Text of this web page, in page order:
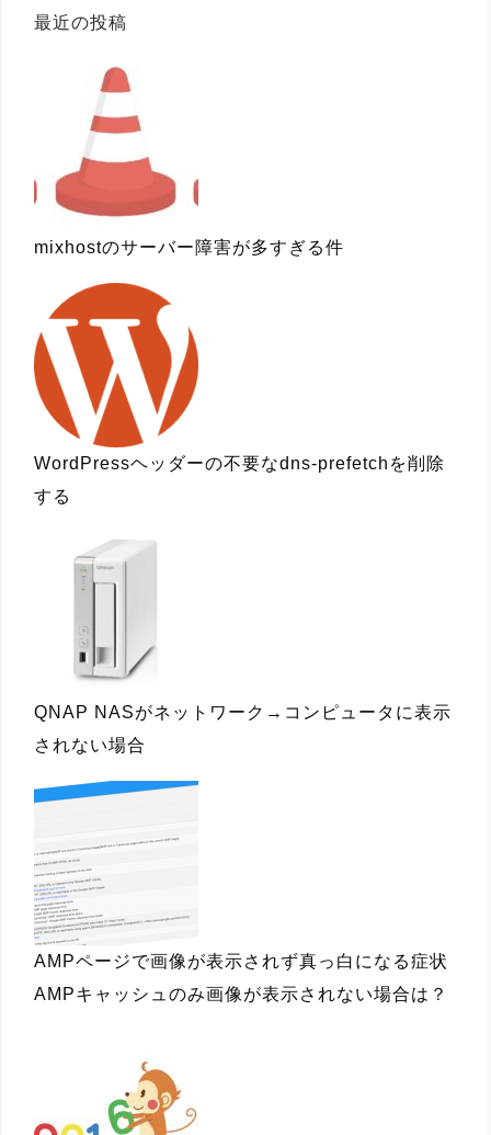
最近の投稿
mixhostのサーバー障害が多すぎる件
WordPressヘッダーの不要なdns-prefetchを削除
する
QNAP NASがネットワーク→コンピュータに表示
されない場合
AMPページで画像が表示されず真っ白になる症状
AMPキャッシュのみ画像が表示されない場合は？